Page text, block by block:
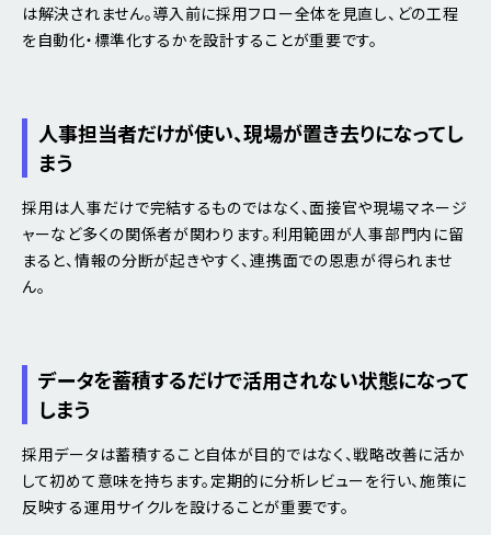
は解決されません。導入前に採用フロー全体を見直し、どの工程
を自動化・標準化するかを設計することが重要です。
人事担当者だけが使い、現場が置き去りになってし
まう
採用は人事だけで完結するものではなく、面接官や現場マネージ
ャーなど多くの関係者が関わります。利用範囲が人事部門内に留
まると、情報の分断が起きやすく、連携面での恩恵が得られませ
ん。
データを蓄積するだけで活用されない状態になって
しまう
採用データは蓄積すること自体が目的ではなく、戦略改善に活か
して初めて意味を持ちます。定期的に分析レビューを行い、施策に
反映する運用サイクルを設けることが重要です。